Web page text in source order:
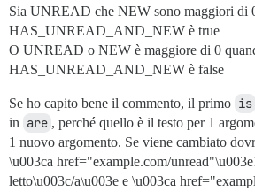
Sia UNREAD che NEW sono maggiori di
HAS_UNREAD_AND_NEW è true
O UNREAD o NEW è maggiore di 0
HAS_UNREAD_AND_NEW è false
Se ho capito bene il commento, il primo is
in are , perché quello è il testo per 1
1 nuovo argomento. Se viene cambiato
\u003ca href="example.com/
letto\u003c/a\u003e e \u003ca